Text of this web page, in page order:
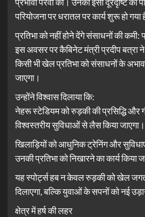
परियोजना पर धरातल पर कार्य शुरू हो गया
प्रतिभा को नहीं होने देंगे संसाधनों की कमी:
इस अवसर पर कैबिनेट मंत्री प्रदीप बत्रा
किसी भी खेल प्रतिभा को संसाधनों के अभाव
जाएगा।
उन्होंने विश्वास दिलाया कि:
नेहरू स्टेडियम को रुड़की की प्रसिद्धि
विश्वस्तरीय सुविधाओं से लैस किया जाएगा।
खिलाड़ियों को आधुनिक ट्रेनिंग और
उनकी प्रतिभा को निखारने का कार्य किया
यह स्पोर्ट्स हब न केवल रुड़की को खेल
दिलाएगा, बल्कि युवाओं के सपनों को नई
क्षेत्र में हर्ष की लहर